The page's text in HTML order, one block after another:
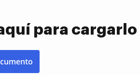
para cargarlo